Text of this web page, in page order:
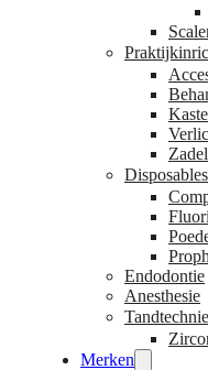
Disposables
Endodontie
Anesthesie
Merken